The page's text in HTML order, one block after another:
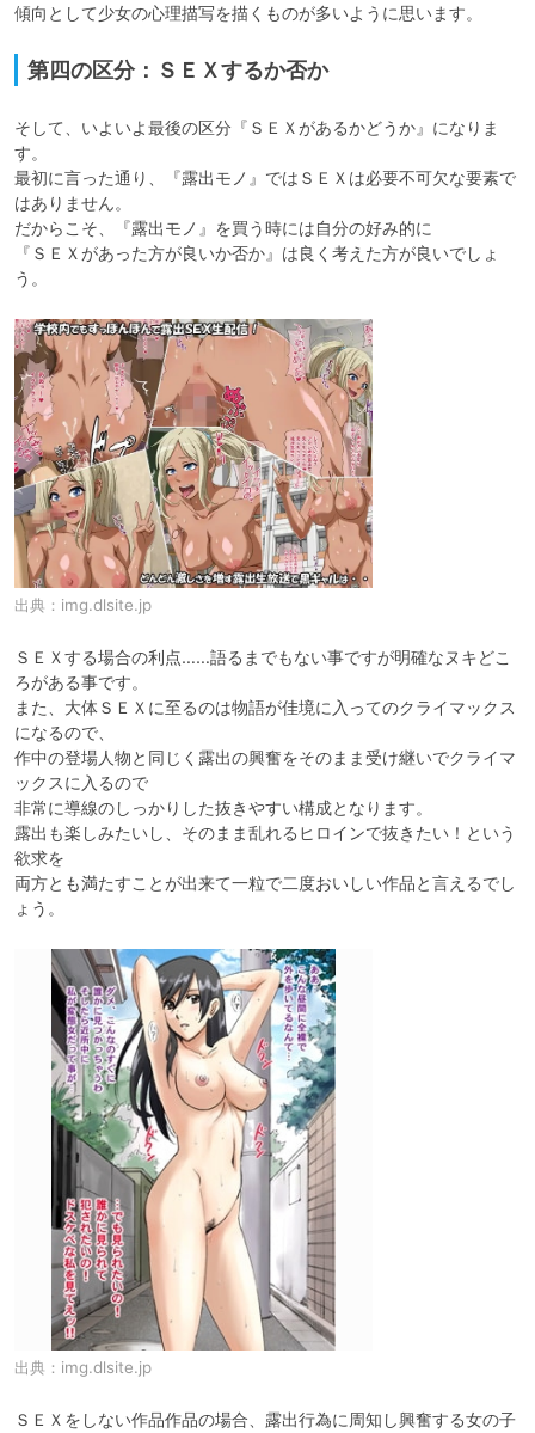
傾向として少女の心理描写を描くものが多いように思います。
第四の区分：ＳＥＸするか否か
そして、いよいよ最後の区分『ＳＥＸがあるかどうか』になりま
す。
最初に言った通り、『露出モノ』ではＳＥＸは必要不可欠な要素で
はありません。
だからこそ、『露出モノ』を買う時には自分の好み的に
『ＳＥＸがあった方が良いか否か』は良く考えた方が良いでしょ
う。
出典： img.dlsite.jp
ＳＥＸする場合の利点……語るまでもない事ですが明確なヌキどこ
ろがある事です。
また、大体ＳＥＸに至るのは物語が佳境に入ってのクライマックス
になるので、
作中の登場人物と同じく露出の興奮をそのまま受け継いでクライマ
ックスに入るので
非常に導線のしっかりした抜きやすい構成となります。
露出も楽しみたいし、そのまま乱れるヒロインで抜きたい！という
欲求を
両方とも満たすことが出来て一粒で二度おいしい作品と言えるでし
ょう。
出典： img.dlsite.jp
ＳＥＸをしない作品作品の場合、露出行為に周知し興奮する女の子